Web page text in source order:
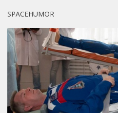
SPACEHUMOR